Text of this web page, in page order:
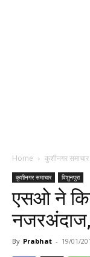
Home कुशीनगर समाचार
कुशीनगर समाचार विशुनपुरा
एसओ ने
By Prabhat - 19/01/